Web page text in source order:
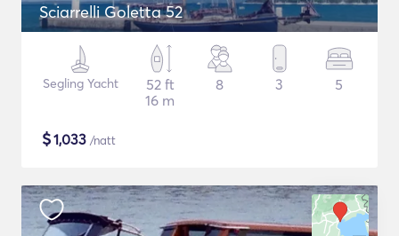
Sciarrelli Goletta 52
Segling Yacht
52 ft
16 m
8 3 5
$1,033 /natt